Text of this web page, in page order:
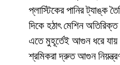
প্লাস্টিকের পানির ট্যাঙ্ক
দিকে হঠাৎ মেশিন
এতে মুহূর্তেই আগুন ধরে
শ্রমিকরা দ্রুত আগুন